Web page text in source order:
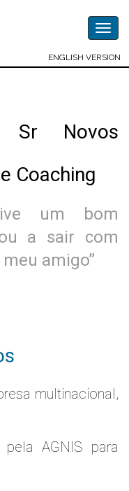
ENGLISH VERSION
Sr Novos
Coaching
tive um bom
a sair com
amigo”
multinacional,
AGNIS para